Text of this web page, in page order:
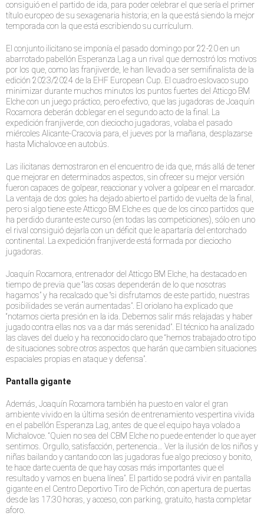
consiguió en el partido de ida, para poder celebrar el que sería el primer
título europeo de su sexagenaria historia; en la que está siendo la mejor
temporada con la que está escribiendo su currículum.
El conjunto ilicitano se imponía el pasado domingo por 22-20 en un
abarrotado pabellón Esperanza Lag a un rival que demostró los motivos
por los que, como las franjiverde, le han llevado a ser semifinalista de la
edición 2023/2024 de la EHF European Cup. El cuadro eslovaco supo
minimizar durante muchos minutos los puntos fuertes del Atticgo BM
Elche con un juego práctico, pero efectivo, que las jugadoras de Joaquín
Rocamora deberán doblegar en el segundo acto de la final. La
expedición franjiverde, con dieciocho jugadoras, volaba el pasado
miércoles Alicante-Cracovia para, el jueves por la mañana, desplazarse
hasta Michalovce en autobús.
Las ilicitanas demostraron en el encuentro de ida que, más allá de tener
que mejorar en determinados aspectos, sin ofrecer su mejor versión
fueron capaces de golpear, reaccionar y volver a golpear en el marcador.
La ventaja de dos goles ha dejado abierto el partido de vuelta de la final,
pero si algo tiene este Atticgo BM Elche es que de los cinco partidos que
ha perdido durante este curso (en todas las competiciones), sólo en uno
el rival consiguió dejarla con un déficit que le apartaría del entorchado
continental. La expedición franjiverde está formada por dieciocho
jugadoras.
Joaquín Rocamora, entrenador del Atticgo BM Elche, ha destacado en
tiempo de previa que “las cosas dependerán de lo que nosotras
hagamos” y ha recalcado que “si disfrutamos de este partido, nuestras
posibilidades se verán aumentadas”. El oriolano ha explicado que
“notamos cierta presión en la ida. Debemos salir más relajadas y haber
jugado contra ellas nos va a dar más serenidad”. El técnico ha analizado
las claves del duelo y ha reconocido claro que “hemos trabajado otro tipo
de situaciones sobre otros aspectos que harán que cambien situaciones
espaciales propias en ataque y defensa”.
Pantalla gigante
Además, Joaquín Rocamora también ha puesto en valor el gran
ambiente vivido en la última sesión de entrenamiento vespertina vivida
en el pabellón Esperanza Lag, antes de que el equipo haya volado a
Michalovce. “Quien no sea del CBM Elche no puede entender lo que ayer
sentimos. Orgullo, satisfacción, pertenencia… Ver la ilusión de los niños y
niñas bailando y cantando con las jugadoras fue algo precioso y bonito,
te hace darte cuenta de que hay cosas más importantes que el
resultado y vamos en buena línea”. El partido se podrá vivir en pantalla
gigante en el Centro Deportivo Tiro de Pichón, con apertura de puertas
desde las 17:30 horas, y acceso, con parking, gratuito, hasta completar
aforo.